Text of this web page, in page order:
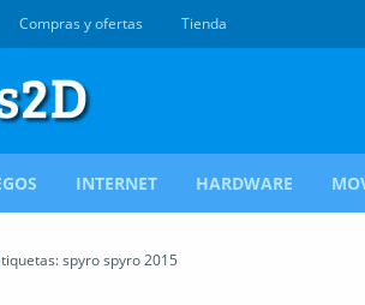
Compras y ofertas Tienda
INTERNET HARDWARE
spyro spyro 2015